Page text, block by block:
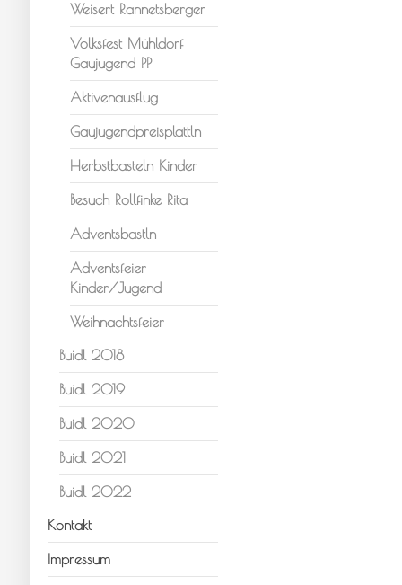
Weisert Rannetsberger
Volksfest Mühldorf
Gaujugend PP
Aktivenausflug
Gaujugendpreisplattln
Herbstbasteln Kinder
Besuch Rollfinke Rita
Adventsbastln
Adventsfeier
Kinder/Jugend
Weihnachtsfeier
Buidl 2018
Buidl 2019
Buidl 2020
Buidl 2021
Buidl 2022
Kontakt
Impressum